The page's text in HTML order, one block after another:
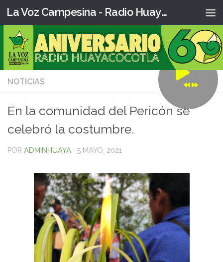
La Voz Campesina - Radio Huaya
NOTICIAS
En la comunidad del Pericón se
celebró la costumbre.
POR ADMINHUAYA · 5 MAYO, 2021